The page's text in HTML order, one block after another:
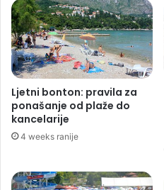
Ljetni bonton: pravila za
ponašanje od plaže do
kancelarije
4 weeks ranije